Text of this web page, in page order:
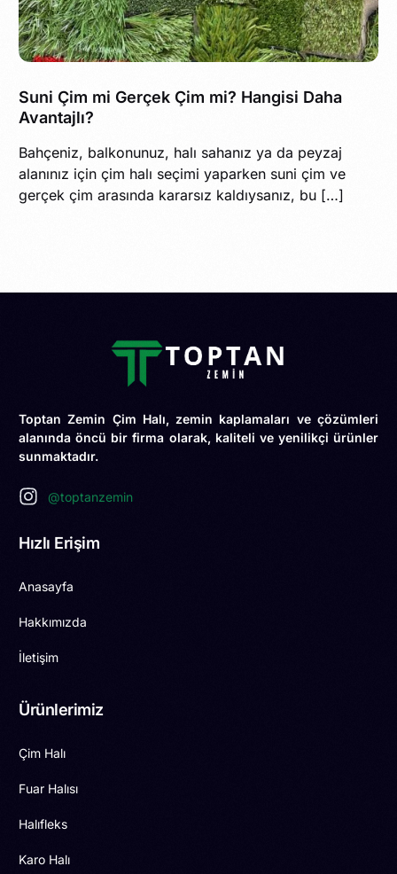
Suni Çim mi Gerçek Çim mi? Hangisi Daha
Avantajlı?
Bahçeniz, balkonunuz, halı sahanız ya da peyzaj
alanınız için çim halı seçimi yaparken suni çim ve
gerçek çim arasında kararsız kaldıysanız, bu […]
Toptan Zemin Çim Halı, zemin kaplamaları ve çözümleri
alanında öncü bir firma olarak, kaliteli ve yenilikçi ürünler
sunmaktadır.
@toptanzemin
Hızlı Erişim
Anasayfa
Hakkımızda
İletişim
Ürünlerimiz
Çim Halı
Fuar Halısı
Halıfleks
Karo Halı